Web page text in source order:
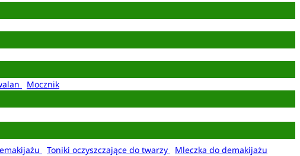
Mocznik
Toniki oczyszczające do twarzy
Mleczka do demakijażu